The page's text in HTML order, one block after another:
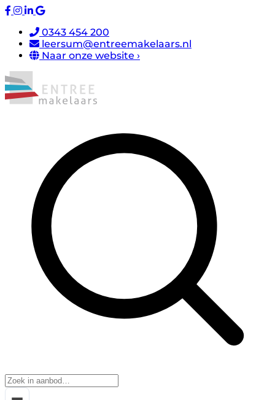
0343 454 200
leersum@entreemakelaars.nl
Naar onze website ›